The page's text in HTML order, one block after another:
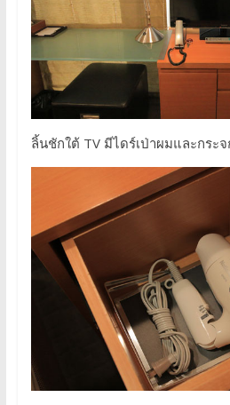
ลิ้นชักใต้ TV มีไดร์เป่าผมและกระ